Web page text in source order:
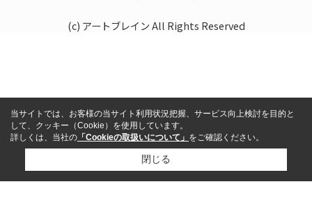
(c) アートブレイン All Rights Reserved
当サイトでは、お客様の当サイト利用状況把握、サービス向上検討を目的と
して、クッキー（Cookie）を使用しています。
詳しくは、当社の 「Cookieの取扱いについて」 をご確認ください。
閉じる